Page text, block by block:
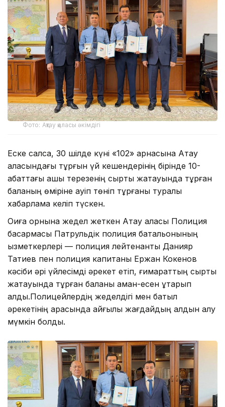
Фото: Ақтау қаласы әкімдігі
Еске салсақ, 30 шілде күні «102» арнасына Ақтау
қаласындағы тұрғын үй кешендерінің бірінде 10-
қабаттағы ашық терезенің сыртқы жақтауында тұрған
баланың өміріне қауіп төніп тұрғаны туралы
хабарлама келіп түскен.
Оқиға орнына жедел жеткен Ақтау қаласы Полиция
басқармасы Патрульдік полиция батальонының
қызметкерлері — полиция лейтенанты Данияр
Татиев пен полиция капитаны Ержан Кокенов
кәсіби әрі үйлесімді әрекет етіп, ғимараттың сыртқы
жақтауында тұрған баланы аман-есен құтқарып
қалды.Полицейлердің жеделдігі мен батыл
әрекетінің арқасында қайғылы жағдайдың алдын алу
мүмкін болды.